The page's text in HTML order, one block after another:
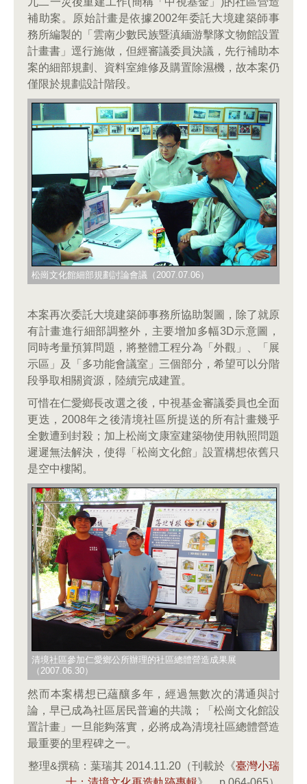
補助案。原始計畫是依據2002年委託大境建築師事
務所編製的「雲南少數民族暨滇緬游擊隊文物館設置
計畫書」逕行施做，但經審議委員決議，先行補助本
案的細部規劃、資料室維修及購置除濕機，故本案仍
僅限於規劃設計階段。
松崗文化館細部規劃討論會議（2007.07.06）
本案再次委託大境建築師事務所協助製圖，除了就原
有計畫進行細部調整外，主要增加多幅3D示意圖，
同時考量預算問題，將整體工程分為「外觀」、「展
示區」及「多功能會議室」三個部分，希望可以分階
段爭取相關資源，陸續完成建置。
可惜在仁愛鄉長改選之後，中視基金審議委員也全面
更迭，2008年之後清境社區所提送的所有計畫幾乎
全數遭到封殺；加上松崗文康室建築物使用執照問題
遲遲無法解決，使得「松崗文化館」設置構想依舊只
是空中樓閣。
清境社區參加仁愛鄉公所辦理的社區總體營造成果展
（2007.06.30）
然而本案構想已蘊釀多年，經過無數次的溝通與討
論，早已成為社區居民普遍的共識；「松崗文化館設
置計畫」一旦能夠落實，必將成為清境社區總體營造
最重要的里程碑之一。
整理&撰稿：葉瑞其 2014.11.20（刊載於《臺灣小瑞